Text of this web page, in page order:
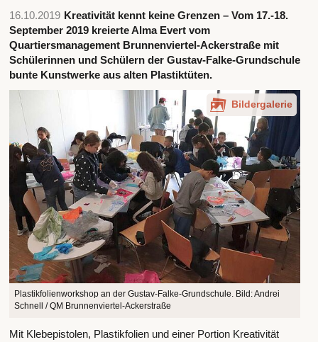
16.10.2019 Kreativität kennt keine Grenzen – Vom 17.-18.
September 2019 kreierte Alma Evert vom
Quartiersmanagement Brunnenviertel-Ackerstraße mit
Schülerinnen und Schülern der Gustav-Falke-Grundschule
bunte Kunstwerke aus alten Plastiktüten.
Plastikfolienworkshop an der Gustav-Falke-Grundschule. Bild: Andrei
Schnell / QM Brunnenviertel-Ackerstraße
Bildergalerie
Mit Klebepistolen, Plastikfolien und einer Portion Kreativität